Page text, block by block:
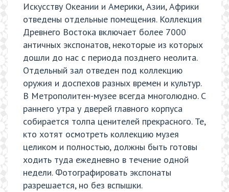
Искусству Океании и Америки, Азии, Африки
отведены отдельные помещения. Коллекция
Древнего Востока включает более 7000
античных экспонатов, некоторые из которых
дошли до нас с периода позднего неолита.
Отдельный зал отведен под коллекцию
оружия и доспехов разных времен и культур.
В Метрополитен-музее всегда многолюдно. С
раннего утра у дверей главного корпуса
собирается толпа ценителей прекрасного. Те,
кто хотят осмотреть коллекцию музея
целиком и полностью, должны быть готовы
ходить туда ежедневно в течение одной
недели. Фотографировать экспонаты
разрешается, но без вспышки.